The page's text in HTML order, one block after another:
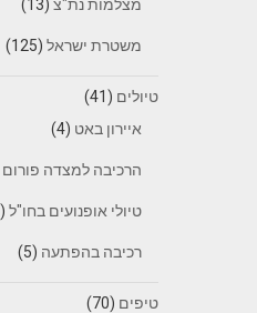
מצלמות נת"צ(13)
משטרת ישראל(125)
טיולים (41)
איירון באט (4)
הרכיבה למצדה פורום 8
טיולי אופנועים בחו"ל(8)
רכיבה בהפתעה (5)
טיפים (70)